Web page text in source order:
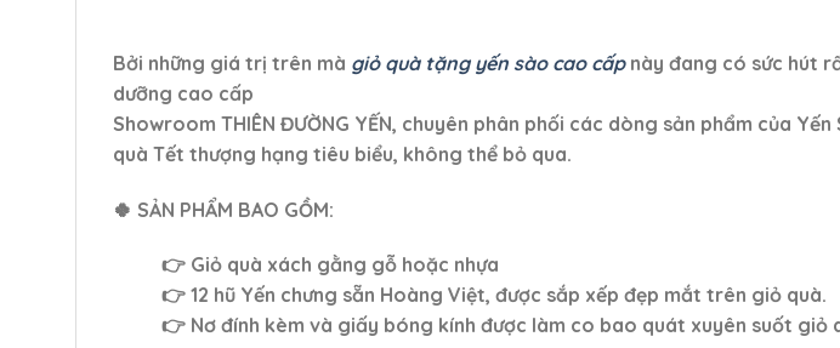
Bởi những giá trị trên mà giỏ quà tặng yến sào cao cấp này đang có sức hút
dưỡng cao cấp
Showroom THIÊN ĐƯỜNG YẾN, chuyên phân phối các dòng sản phẩm của
quà Tết thượng hạng tiêu biểu, không thể bỏ qua.
🍀 SẢN PHẨM BAO GỒM:
👉 Giỏ quà xách gằng gỗ hoặc nhựa
👉 12 hũ Yến chưng sẵn Hoàng Việt, được sắp xếp đẹp mắt trên giỏ quà.
👉 Nơ đính kèm và giấy bóng kính được làm co bao quát xuyên suốt giỏ